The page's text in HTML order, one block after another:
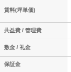
賃料(坪単価)
共益費 / 管理費
敷金 / 礼金
保証金